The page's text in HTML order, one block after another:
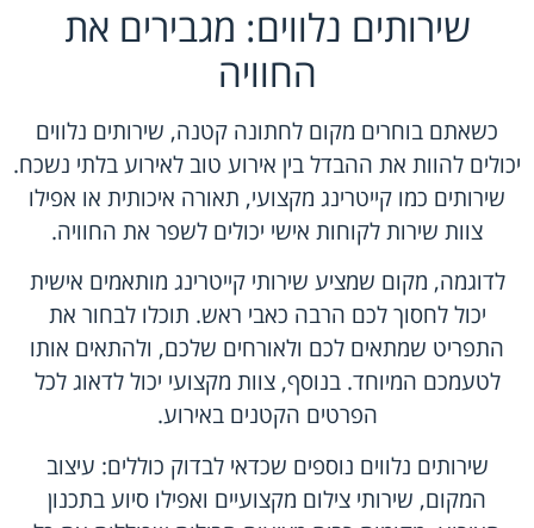
שירותים נלווים: מגבירים את
החוויה
כשאתם בוחרים מקום לחתונה קטנה, שירותים נלווים
יכולים להוות את ההבדל בין אירוע טוב לאירוע בלתי נשכח.
שירותים כמו קייטרינג מקצועי, תאורה איכותית או אפילו
צוות שירות לקוחות אישי יכולים לשפר את החוויה.
לדוגמה, מקום שמציע שירותי קייטרינג מותאמים אישית
יכול לחסוך לכם הרבה כאבי ראש. תוכלו לבחור את
התפריט שמתאים לכם ולאורחים שלכם, ולהתאים אותו
לטעמכם המיוחד. בנוסף, צוות מקצועי יכול לדאוג לכל
הפרטים הקטנים באירוע.
שירותים נלווים נוספים שכדאי לבדוק כוללים: עיצוב
המקום, שירותי צילום מקצועיים ואפילו סיוע בתכנון